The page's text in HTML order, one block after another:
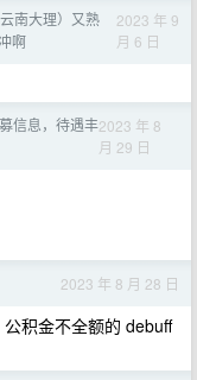
南大理）又熟
啊
2023 年 9
月 6 日
信息，待遇丰2023 年 8
月 29 日
2023 年 8 月 28 日
积金不全额的 debuff